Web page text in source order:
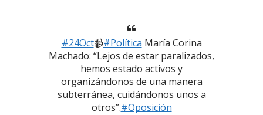
#24Oct📹#Política María Corina
Machado: “Lejos de estar paralizados,
hemos estado activos y
organizándonos de una manera
subterránea, cuidándonos unos a
otros”.#Oposición